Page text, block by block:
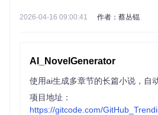
2026-04-16 09:00:41 作者：蔡丛锟
AI_NovelGenerator
使用ai生成多章节的长篇小说，自
项目地址：
https://gitcode.com/